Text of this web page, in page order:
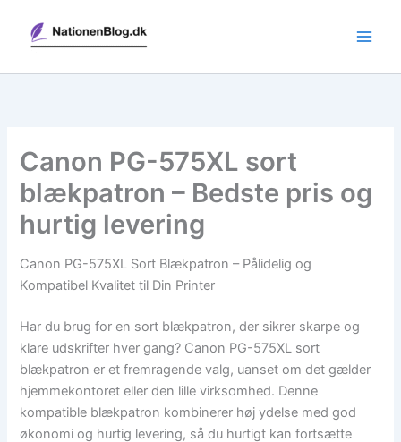
indholdet
Canon PG-575XL sort
blækpatron – Bedste pris og
hurtig levering
Canon PG-575XL Sort Blækpatron – Pålidelig og
Kompatibel Kvalitet til Din Printer
Har du brug for en sort blækpatron, der sikrer skarpe og
klare udskrifter hver gang? Canon PG-575XL sort
blækpatron er et fremragende valg, uanset om det gælder
hjemmekontoret eller den lille virksomhed. Denne
kompatible blækpatron kombinerer høj ydelse med god
økonomi og hurtig levering, så du hurtigt kan fortsætte